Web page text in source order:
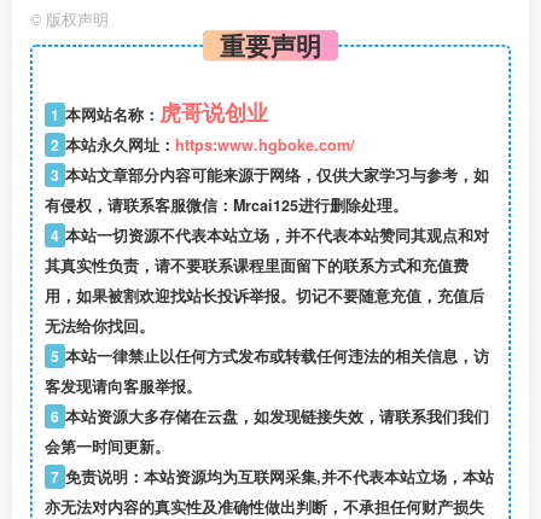
© 版权声明
重要声明
1 本网站名称： 虎哥说创业
2 本站永久网址： https:www.hgboke.com/
3 本站文章部分内容可能来源于网络，仅供大家学习与参考，如
有侵权，请联系客服微信：Mrcai125进行删除处理。
4 本站一切资源不代表本站立场，并不代表本站赞同其观点和对
其真实性负责，请不要联系课程里面留下的联系方式和充值费
用，如果被割欢迎找站长投诉举报。切记不要随意充值，充值后
无法给你找回。
5 本站一律禁止以任何方式发布或转载任何违法的相关信息，访
客发现请向客服举报。
6 本站资源大多存储在云盘，如发现链接失效，请联系我们我们
会第一时间更新。
7 免责说明：本站资源均为互联网采集,并不代表本站立场，本站
亦无法对内容的真实性及准确性做出判断，不承担任何财产损失